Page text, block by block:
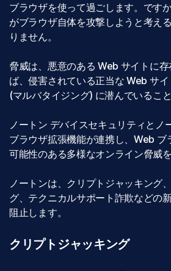
ブラウザを使って過ごします。です
がブラウザ自体を攻撃しようと考え
りません。
脅威は、悪意のある Web サイトに
ば、侵害されている正当な Web サ
(マルバタイジング) に潜んでいること
ノートン デバイスセキュリティとノ
ブラウザ拡張機能が連携し、Web ブ
可能性のある多様なオンライン脅威
ノートンは、クリプトジャッキング
グ、テクニカルサポート詐欺などの
阻止します。
クリプトジャッキング